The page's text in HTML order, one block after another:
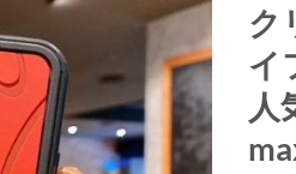
ク
イ
人